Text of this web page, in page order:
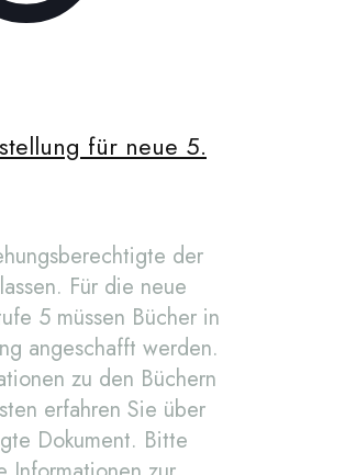
für neue 5.
der
Für die neue
5 müssen Bücher in
angeschafft werden.
zu den Büchern
erfahren Sie über
Dokument. Bitte